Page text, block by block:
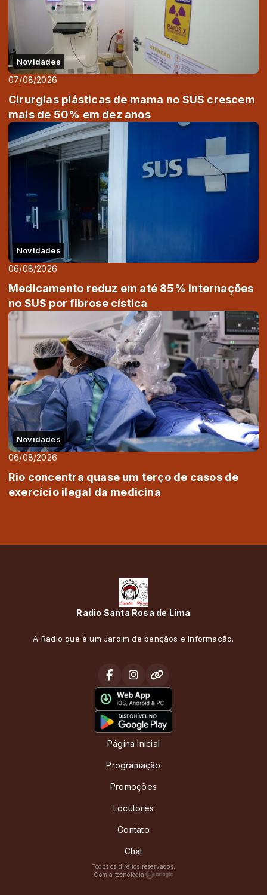
Novidades
07/08/2026
Cirurgias plásticas de mama no SUS crescem
mais de 50% em dez anos
Novidades
06/08/2026
Medicamento reduz em até 85% internações
no SUS por fibrose cística
Novidades
06/08/2026
Rio concentra quase um terço de casos de
exercício ilegal da medicina
Radio Santa Rosa de Lima
A Radio que é um Jardim de bençãos e informação.
Página Inicial
Programação
Promoções
Locutores
Contato
Chat
Todos os direitos reservados.
Com a tecnologia